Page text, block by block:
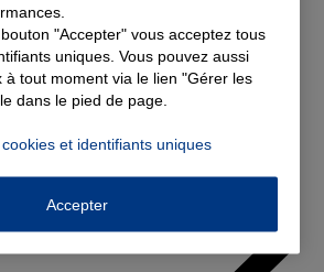
"Accepter" vous acceptez tous
uniques. Vous pouvez aussi
à tout moment via le lien "Gérer les
dans le pied de page.
et identifiants uniques
Accepter